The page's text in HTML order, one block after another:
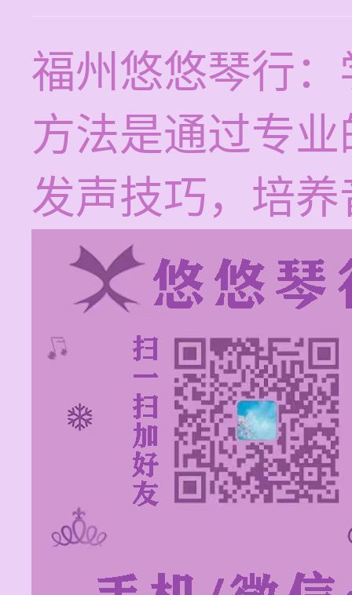
福州悠悠琴行
方法是通过专
发声技巧，培